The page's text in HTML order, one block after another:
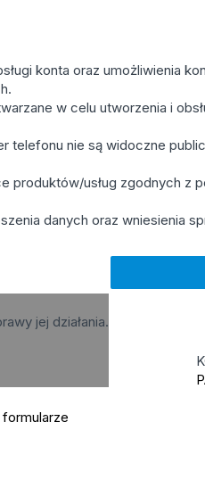
konta oraz umożliwienia
w celu utworzenia i
telefonu nie są widoczne
produktów/usług zgodnych z
danych oraz wniesienia
jej działania.